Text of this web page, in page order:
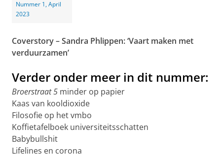
Nummer 1, April
2023
Coverstory – Sandra Phlippen: ‘Vaart maken met
verduurzamen’
Verder onder meer in dit nummer:
Broerstraat 5 minder op papier
Kaas van kooldioxide
Filosofie op het vmbo
Koffietafelboek universiteitsschatten
Babybullshit
Lifelines en corona